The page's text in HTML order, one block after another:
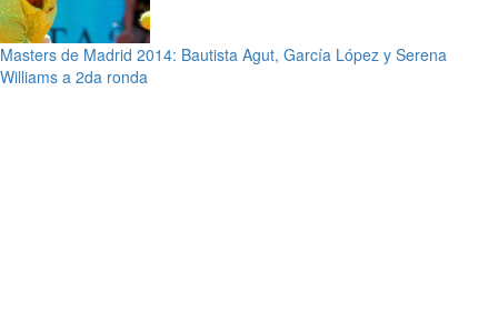
Masters de Madrid 2014: Bautista Agut, García López y Serena
Williams a 2da ronda